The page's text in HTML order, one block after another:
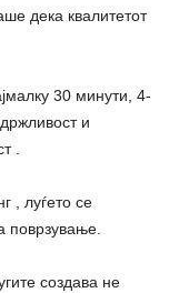
дека квалитетот
30 минути, 4-
и
.
, луѓето се
поврзување.
создава не